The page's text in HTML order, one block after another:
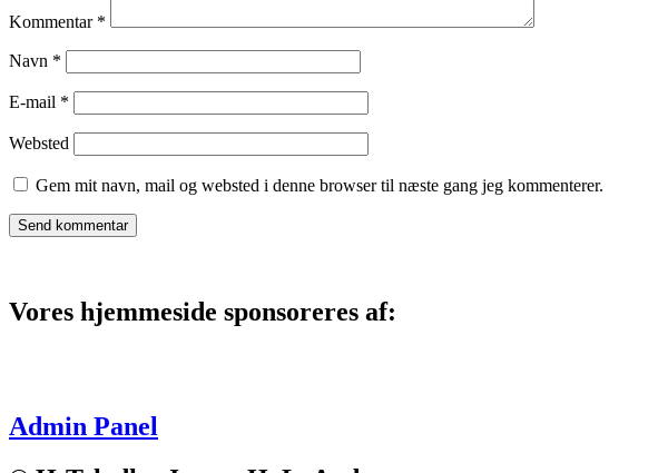
Kommentar *
Navn *
E-mail *
Websted
Gem mit navn, mail og websted i denne browser til næste gang jeg kommenterer.
Vores hjemmeside sponsoreres af:
Admin Panel